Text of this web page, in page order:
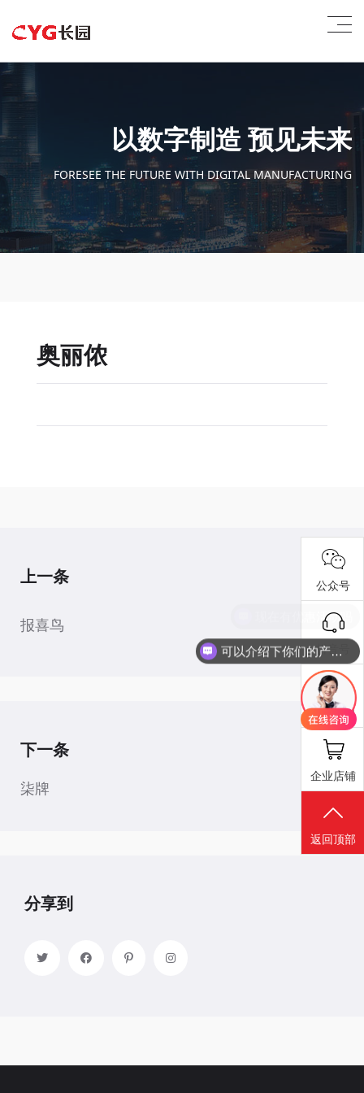
以数字制造 预见未来
FORESEE THE FUTURE WITH DIGITAL MANUFACTURING
奥丽侬
上一条
报喜鸟
下一条
柒牌
分享到
公众号
抖音号
报修工单
企业店铺
返回顶部
可以介绍下你们的产品么
现在有优惠活动吗